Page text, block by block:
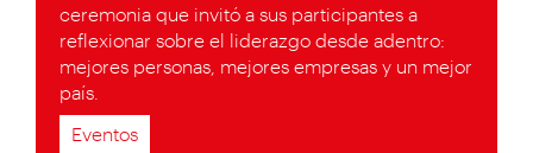
ceremonia que invitó a sus participantes a
reflexionar sobre el liderazgo desde adentro:
mejores personas, mejores empresas y un mejor
país.
Eventos